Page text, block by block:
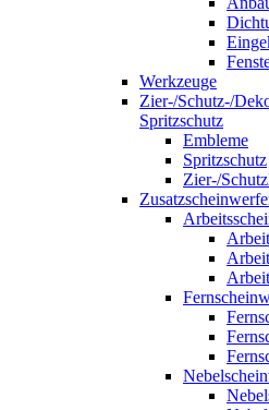
Werkzeuge
Zier-/Schutz-/
Spritzschutz
Embleme
Spritzschutz
Zier-/